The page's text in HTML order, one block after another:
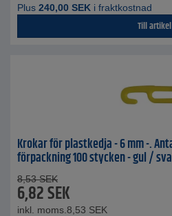
Plus 240,00 SEK i fraktkostnad
Till artikel
Krokar för plastkedja - 6 mm -.
förpackning 100 stycken - gul /
8,53 SEK
6,82SEK
inkl. moms. 8,53 SEK